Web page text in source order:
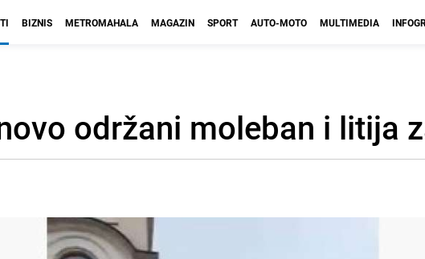
BIZNIS METROMAHALA MAGAZIN SPORT AUTO-MOTO MULTIMEDIA
održani moleban i litija